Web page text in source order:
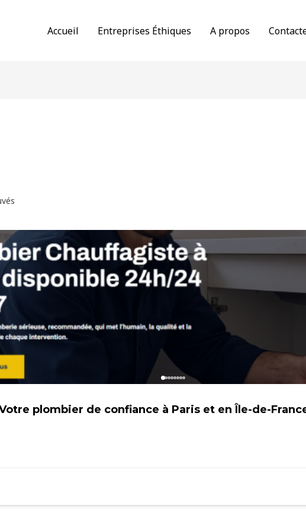
Accueil Entreprises Éthiques A propos
plombier de confiance à Paris et en Île-de-